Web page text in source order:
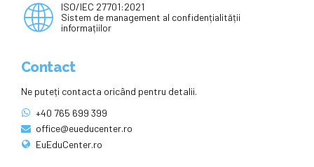
ISO/IEC 27701:2021
Sistem de management al confidențialității
informațiilor
Contact
Ne puteți contacta oricând pentru detalii.
+40 765 699 399
office@eueducenter.ro
EuEduCenter.ro